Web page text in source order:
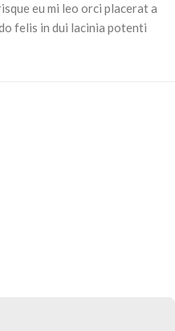
eu mi leo orci placerat a
felis in dui lacinia potenti